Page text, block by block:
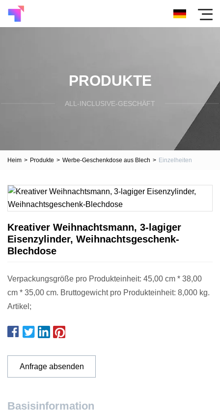
PRODUKTE
ALL-INCLUSIVE-GESCHÄFT
Heim > Produkte > Werbe-Geschenkdose aus Blech > Einzelheiten
Kreativer Weihnachtsmann, 3-lagiger
Eisenzylinder, Weihnachtsgeschenk-
Blechdose
Verpackungsgröße pro Produkteinheit: 45,00 cm * 38,00
cm * 35,00 cm. Bruttogewicht pro Produkteinheit: 8,000 kg.
Artikel;
Anfrage absenden
Basisinformation